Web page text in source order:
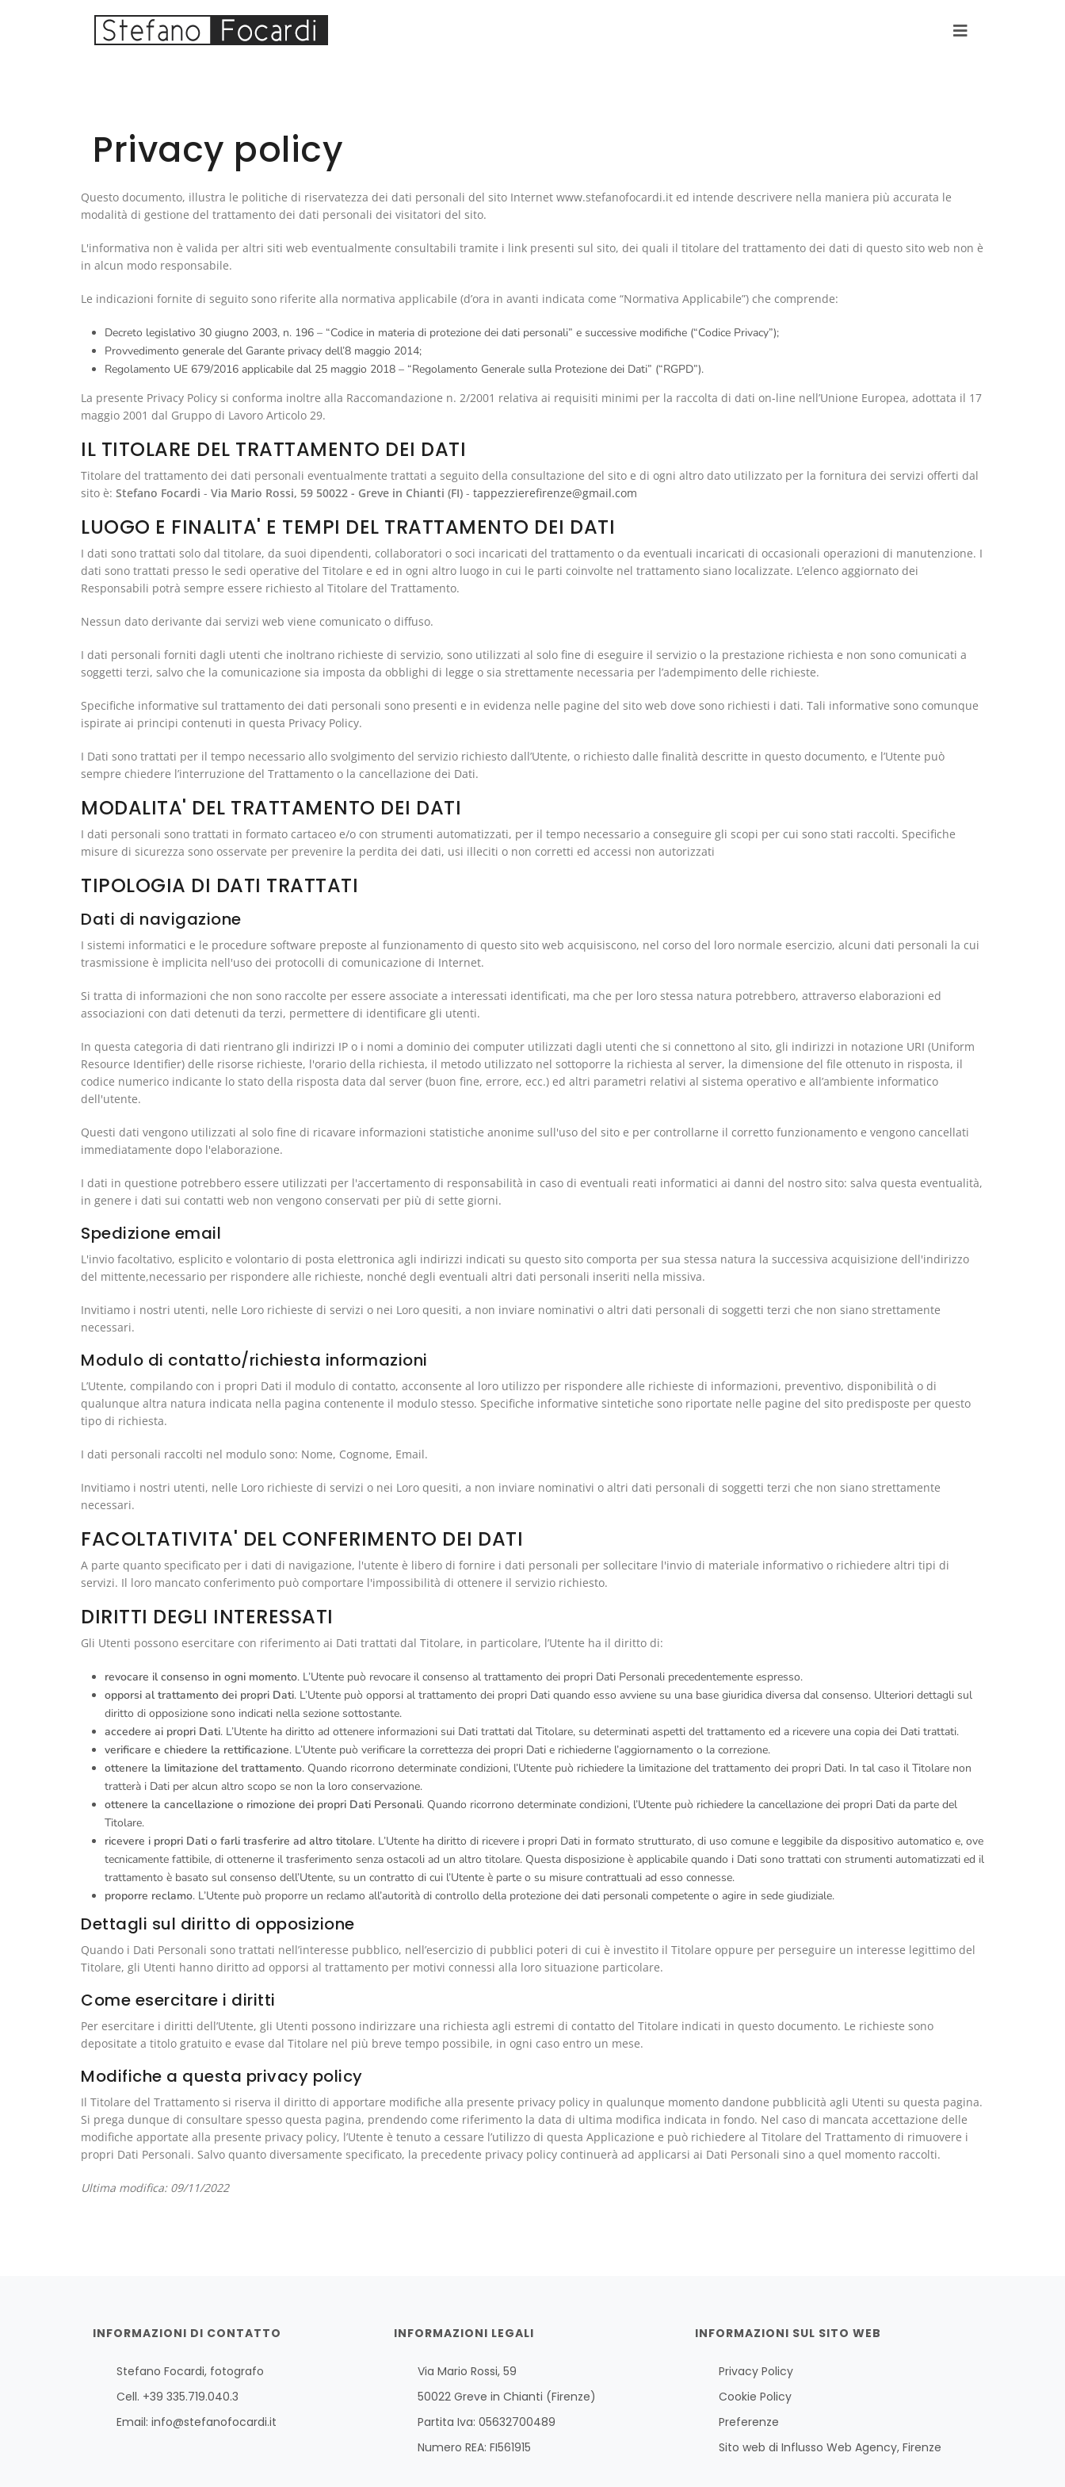
Privacy policy
Questo documento, illustra le politiche di riservatezza dei dati personali del sito Internet www.stefanofocardi.it ed intende descrivere nella maniera più accurata le
modalità di gestione del trattamento dei dati personali dei visitatori del sito.
L'informativa non è valida per altri siti web eventualmente consultabili tramite i link presenti sul sito, dei quali il titolare del trattamento dei dati di questo sito web non è
in alcun modo responsabile.
Le indicazioni fornite di seguito sono riferite alla normativa applicabile (d’ora in avanti indicata come “Normativa Applicabile”) che comprende:
Decreto legislativo 30 giugno 2003, n. 196 – “Codice in materia di protezione dei dati personali” e successive modifiche (“Codice Privacy”);
Provvedimento generale del Garante privacy dell’8 maggio 2014;
Regolamento UE 679/2016 applicabile dal 25 maggio 2018 – “Regolamento Generale sulla Protezione dei Dati” (“RGPD”).
La presente Privacy Policy si conforma inoltre alla Raccomandazione n. 2/2001 relativa ai requisiti minimi per la raccolta di dati on-line nell’Unione Europea, adottata il 17
maggio 2001 dal Gruppo di Lavoro Articolo 29.
IL TITOLARE DEL TRATTAMENTO DEI DATI
Titolare del trattamento dei dati personali eventualmente trattati a seguito della consultazione del sito e di ogni altro dato utilizzato per la fornitura dei servizi offerti dal
sito è: Stefano Focardi - Via Mario Rossi, 59 50022 - Greve in Chianti (FI) - tappezzierefirenze@gmail.com
LUOGO E FINALITA' E TEMPI DEL TRATTAMENTO DEI DATI
I dati sono trattati solo dal titolare, da suoi dipendenti, collaboratori o soci incaricati del trattamento o da eventuali incaricati di occasionali operazioni di manutenzione. I
dati sono trattati presso le sedi operative del Titolare e ed in ogni altro luogo in cui le parti coinvolte nel trattamento siano localizzate. L’elenco aggiornato dei
Responsabili potrà sempre essere richiesto al Titolare del Trattamento.
Nessun dato derivante dai servizi web viene comunicato o diffuso.
I dati personali forniti dagli utenti che inoltrano richieste di servizio, sono utilizzati al solo fine di eseguire il servizio o la prestazione richiesta e non sono comunicati a
soggetti terzi, salvo che la comunicazione sia imposta da obblighi di legge o sia strettamente necessaria per l’adempimento delle richieste.
Specifiche informative sul trattamento dei dati personali sono presenti e in evidenza nelle pagine del sito web dove sono richiesti i dati. Tali informative sono comunque
ispirate ai principi contenuti in questa Privacy Policy.
I Dati sono trattati per il tempo necessario allo svolgimento del servizio richiesto dall’Utente, o richiesto dalle finalità descritte in questo documento, e l’Utente può
sempre chiedere l’interruzione del Trattamento o la cancellazione dei Dati.
MODALITA' DEL TRATTAMENTO DEI DATI
I dati personali sono trattati in formato cartaceo e/o con strumenti automatizzati, per il tempo necessario a conseguire gli scopi per cui sono stati raccolti. Specifiche
misure di sicurezza sono osservate per prevenire la perdita dei dati, usi illeciti o non corretti ed accessi non autorizzati
TIPOLOGIA DI DATI TRATTATI
Dati di navigazione
I sistemi informatici e le procedure software preposte al funzionamento di questo sito web acquisiscono, nel corso del loro normale esercizio, alcuni dati personali la cui
trasmissione è implicita nell'uso dei protocolli di comunicazione di Internet.
Si tratta di informazioni che non sono raccolte per essere associate a interessati identificati, ma che per loro stessa natura potrebbero, attraverso elaborazioni ed
associazioni con dati detenuti da terzi, permettere di identificare gli utenti.
In questa categoria di dati rientrano gli indirizzi IP o i nomi a dominio dei computer utilizzati dagli utenti che si connettono al sito, gli indirizzi in notazione URI (Uniform
Resource Identifier) delle risorse richieste, l'orario della richiesta, il metodo utilizzato nel sottoporre la richiesta al server, la dimensione del file ottenuto in risposta, il
codice numerico indicante lo stato della risposta data dal server (buon fine, errore, ecc.) ed altri parametri relativi al sistema operativo e all’ambiente informatico
dell'utente.
Questi dati vengono utilizzati al solo fine di ricavare informazioni statistiche anonime sull'uso del sito e per controllarne il corretto funzionamento e vengono cancellati
immediatamente dopo l'elaborazione.
I dati in questione potrebbero essere utilizzati per l'accertamento di responsabilità in caso di eventuali reati informatici ai danni del nostro sito: salva questa eventualità,
in genere i dati sui contatti web non vengono conservati per più di sette giorni.
Spedizione email
L'invio facoltativo, esplicito e volontario di posta elettronica agli indirizzi indicati su questo sito comporta per sua stessa natura la successiva acquisizione dell'indirizzo
del mittente,necessario per rispondere alle richieste, nonché degli eventuali altri dati personali inseriti nella missiva.
Invitiamo i nostri utenti, nelle Loro richieste di servizi o nei Loro quesiti, a non inviare nominativi o altri dati personali di soggetti terzi che non siano strettamente
necessari.
Modulo di contatto/richiesta informazioni
L’Utente, compilando con i propri Dati il modulo di contatto, acconsente al loro utilizzo per rispondere alle richieste di informazioni, preventivo, disponibilità o di
qualunque altra natura indicata nella pagina contenente il modulo stesso. Specifiche informative sintetiche sono riportate nelle pagine del sito predisposte per questo
tipo di richiesta.
I dati personali raccolti nel modulo sono: Nome, Cognome, Email.
Invitiamo i nostri utenti, nelle Loro richieste di servizi o nei Loro quesiti, a non inviare nominativi o altri dati personali di soggetti terzi che non siano strettamente
necessari.
FACOLTATIVITA' DEL CONFERIMENTO DEI DATI
A parte quanto specificato per i dati di navigazione, l'utente è libero di fornire i dati personali per sollecitare l'invio di materiale informativo o richiedere altri tipi di
servizi. Il loro mancato conferimento può comportare l'impossibilità di ottenere il servizio richiesto.
DIRITTI DEGLI INTERESSATI
Gli Utenti possono esercitare con riferimento ai Dati trattati dal Titolare, in particolare, l’Utente ha il diritto di:
revocare il consenso in ogni momento. L’Utente può revocare il consenso al trattamento dei propri Dati Personali precedentemente espresso.
opporsi al trattamento dei propri Dati. L’Utente può opporsi al trattamento dei propri Dati quando esso avviene su una base giuridica diversa dal consenso. Ulteriori dettagli sul
diritto di opposizione sono indicati nella sezione sottostante.
accedere ai propri Dati. L’Utente ha diritto ad ottenere informazioni sui Dati trattati dal Titolare, su determinati aspetti del trattamento ed a ricevere una copia dei Dati trattati.
verificare e chiedere la rettificazione. L’Utente può verificare la correttezza dei propri Dati e richiederne l’aggiornamento o la correzione.
ottenere la limitazione del trattamento. Quando ricorrono determinate condizioni, l’Utente può richiedere la limitazione del trattamento dei propri Dati. In tal caso il Titolare non
tratterà i Dati per alcun altro scopo se non la loro conservazione.
ottenere la cancellazione o rimozione dei propri Dati Personali. Quando ricorrono determinate condizioni, l’Utente può richiedere la cancellazione dei propri Dati da parte del
Titolare.
ricevere i propri Dati o farli trasferire ad altro titolare. L’Utente ha diritto di ricevere i propri Dati in formato strutturato, di uso comune e leggibile da dispositivo automatico e, ove
tecnicamente fattibile, di ottenerne il trasferimento senza ostacoli ad un altro titolare. Questa disposizione è applicabile quando i Dati sono trattati con strumenti automatizzati ed il
trattamento è basato sul consenso dell’Utente, su un contratto di cui l’Utente è parte o su misure contrattuali ad esso connesse.
proporre reclamo. L’Utente può proporre un reclamo all’autorità di controllo della protezione dei dati personali competente o agire in sede giudiziale.
Dettagli sul diritto di opposizione
Quando i Dati Personali sono trattati nell’interesse pubblico, nell’esercizio di pubblici poteri di cui è investito il Titolare oppure per perseguire un interesse legittimo del
Titolare, gli Utenti hanno diritto ad opporsi al trattamento per motivi connessi alla loro situazione particolare.
Come esercitare i diritti
Per esercitare i diritti dell’Utente, gli Utenti possono indirizzare una richiesta agli estremi di contatto del Titolare indicati in questo documento. Le richieste sono
depositate a titolo gratuito e evase dal Titolare nel più breve tempo possibile, in ogni caso entro un mese.
Modifiche a questa privacy policy
Il Titolare del Trattamento si riserva il diritto di apportare modifiche alla presente privacy policy in qualunque momento dandone pubblicità agli Utenti su questa pagina.
Si prega dunque di consultare spesso questa pagina, prendendo come riferimento la data di ultima modifica indicata in fondo. Nel caso di mancata accettazione delle
modifiche apportate alla presente privacy policy, l’Utente è tenuto a cessare l’utilizzo di questa Applicazione e può richiedere al Titolare del Trattamento di rimuovere i
propri Dati Personali. Salvo quanto diversamente specificato, la precedente privacy policy continuerà ad applicarsi ai Dati Personali sino a quel momento raccolti.
Ultima modifica: 09/11/2022
INFORMAZIONI DI CONTATTO
Stefano Focardi, fotografo
Cell. +39 335.719.040.3
Email: info@stefanofocardi.it
INFORMAZIONI LEGALI
Via Mario Rossi, 59
50022 Greve in Chianti (Firenze)
Partita Iva: 05632700489
Numero REA: FI561915
INFORMAZIONI SUL SITO WEB
Privacy Policy
Cookie Policy
Preferenze
Sito web di Influsso Web Agency, Firenze